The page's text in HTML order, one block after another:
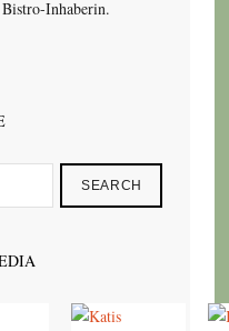
Inhaberin.
SEARCH